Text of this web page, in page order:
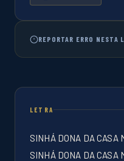
LETRA
SINHÁ DONA DA CASA
SINHÁ DONA DA CASA
REPORTAR ERRO NESTA